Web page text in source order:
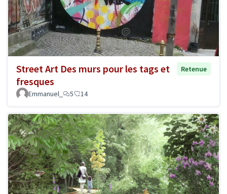
Street Art Des murs pour les tags et
fresques
Retenue
Emmanuel_ 5 14